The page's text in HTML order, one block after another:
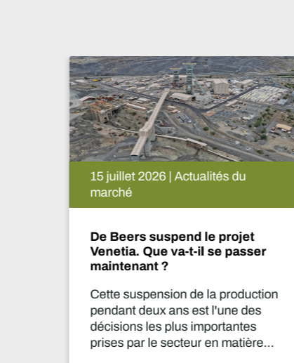
15 juillet 2026 | Actualités du
marché
De Beers suspend le projet
Venetia. Que va-t-il se passer
maintenant ?
Cette suspension de la production
pendant deux ans est l'une des
décisions les plus importantes
prises par le secteur en matière